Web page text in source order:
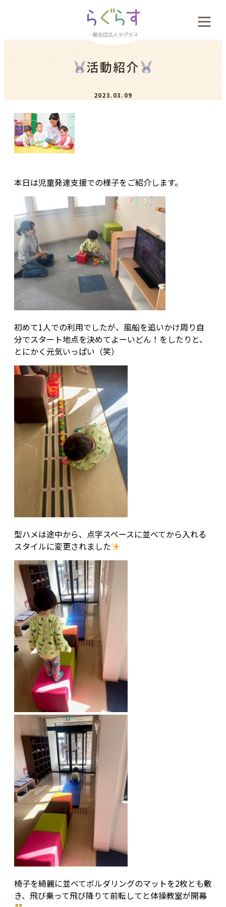
料金案内
新着情報
採用案内
お問い合わせ
活動紹介
2023.03.09
本日は児童発達支援での様子をご紹介します。
初めて1人での利用でしたが、風船を追いかけ周り自
分でスタート地点を決めてよーいどん！をしたりと、
とにかく元気いっぱい（笑）
型ハメは途中から、点字スペースに並べてから入れる
スタイルに変更されました
椅子を綺麗に並べてボルダリングのマットを2枚とも敷
き、飛び乗って飛び降りて前転してと体操教室が開幕